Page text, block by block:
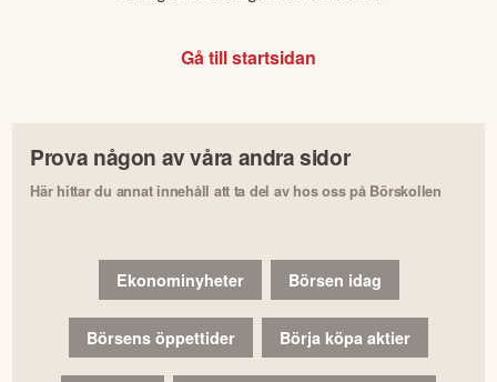
Gå till startsidan
Prova någon av våra andra sidor
Här hittar du annat innehåll att ta del av hos oss på Börskollen
Ekonominyheter Börsen idag
Börsens öppettider Börja köpa aktier